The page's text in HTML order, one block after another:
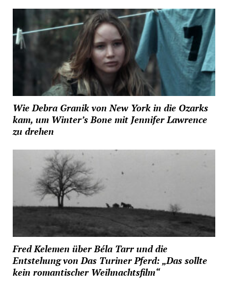
Wie Debra Granik von New York in die Ozarks
kam, um Winter’s Bone mit Jennifer Lawrence
zu drehen
Fred Kelemen über Béla Tarr und die
Entstehung von Das Turiner Pferd: „Das sollte
kein romantischer Weihnachtsfilm“